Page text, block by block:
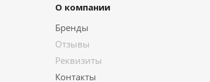
О компании
Бренды
Отзывы
Реквизиты
Контакты